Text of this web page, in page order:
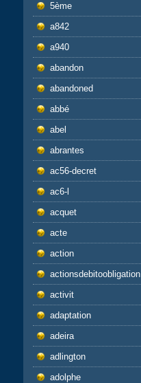
5ème
a842
a940
abandon
abandoned
abbé
abel
abrantes
ac56-decret
ac6-l
acquet
acte
action
actionsdebitoobligation
activit
adaptation
adeira
adlington
adolphe